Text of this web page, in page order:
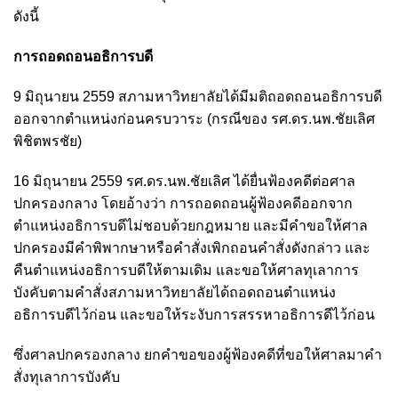
ดังนี้
การถอดถอนอธิการบดี
9 มิถุนายน 2559 สภามหาวิทยาลัยได้มีมติถอดถอนอธิการบดี
ออกจากตำแหน่งก่อนครบวาระ (กรณีของ รศ.ดร.นพ.ชัยเลิศ
พิชิตพรชัย)
16 มิถุนายน 2559 รศ.ดร.นพ.ชัยเลิศ ได้ยื่นฟ้องคดีต่อศาล
ปกครองกลาง โดยอ้างว่า การถอดถอนผู้ฟ้องคดีออกจาก
ตำแหน่งอธิการบดีไม่ชอบด้วยกฎหมาย และมีคำขอให้ศาล
ปกครองมีคำพิพากษาหรือคำสั่งเพิกถอนคำสั่งดังกล่าว และ
คืนตำแหน่งอธิการบดีให้ตามเดิม และขอให้ศาลทุเลาการ
บังคับตามคำสั่งสภามหาวิทยาลัยได้ถอดถอนตำแหน่ง
อธิการบดีไว้ก่อน และขอให้ระงับการสรรหาอธิการดีไว้ก่อน
ซึ่งศาลปกครองกลาง ยกคำขอของผู้ฟ้องคดีที่ขอให้ศาลมาคำ
สั่งทุเลาการบังคับ